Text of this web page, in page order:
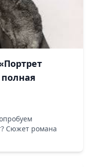
Сюжет романа